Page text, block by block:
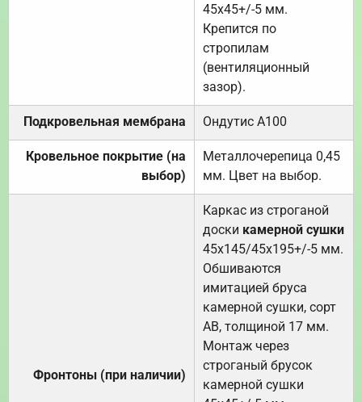
45х45+/-5 мм.
Крепится по
стропилам
(вентиляционный
зазор).
Подкровельная мембрана Ондутис А100
Кровельное покрытие (на
выбор)
Металлочерепица 0,45
мм. Цвет на выбор.
Фронтоны (при наличии)
Каркас из строганой
доски камерной сушки
45х145/45х195+/-5 мм.
Обшиваются
имитацией бруса
камерной сушки, сорт
АВ, толщиной 17 мм.
Монтаж через
строганый брусок
камерной сушки